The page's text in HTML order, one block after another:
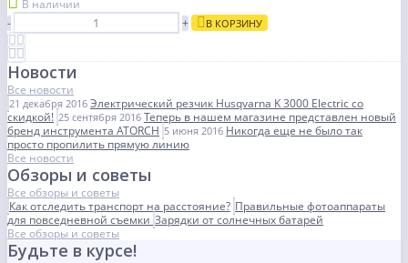
В наличии
-
+ В КОРЗИНУ
Новости
Все новости
21 декабря 2016 Электрический резчик Husqvarna K 3000 Electric со
скидкой! 25 сентября 2016 Теперь в нашем магазине представлен новый
бренд инструмента ATORCH 5 июня 2016 Никогда еще не было так
просто пропилить прямую линию
Все новости
Обзоры и советы
Все обзоры и советы
Как отследить транспорт на расстояние? Правильные фотоаппараты
для повседневной съемки Зарядки от солнечных батарей
Все обзоры и советы
Будьте в курсе!